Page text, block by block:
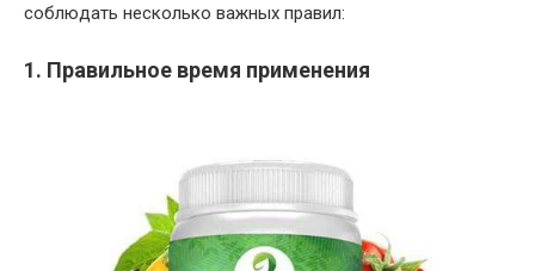
соблюдать несколько важных правил:
1. Правильное время применения